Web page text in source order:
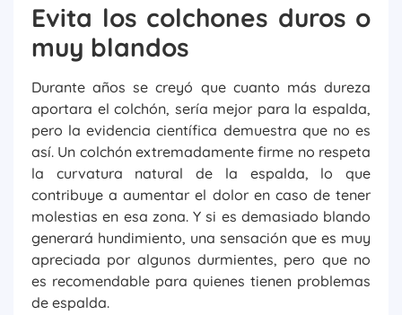
Evita los colchones duros o
muy blandos
Durante años se creyó que cuanto más dureza
aportara el colchón, sería mejor para la espalda,
pero la evidencia científica demuestra que no es
así. Un colchón extremadamente firme no respeta
la curvatura natural de la espalda, lo que
contribuye a aumentar el dolor en caso de tener
molestias en esa zona. Y si es demasiado blando
generará hundimiento, una sensación que es muy
apreciada por algunos durmientes, pero que no
es recomendable para quienes tienen problemas
de espalda.